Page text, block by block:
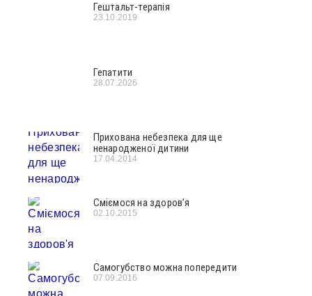
Гештальт-терапія
23.10.2019
Гепатити
28.07.2026
Прихована небезпека для ще
ненародженої дитини
17.04.2014
Сміємося на здоров’я
02.10.2015
Самогубство можна попередити
07.09.2016